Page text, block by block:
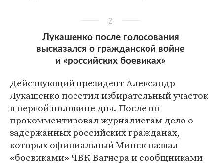
2
Лукашенко после голосования
высказался о гражданской войне
и «российских боевиках»
Действующий президент Александр
Лукашенко посетил избирательный участок
в первой половине дня. После он
прокомментировал журналистам дело о
задержанных российских гражданах,
которых официальный Минск назвал
«боевиками» ЧВК Вагнера и сообщниками